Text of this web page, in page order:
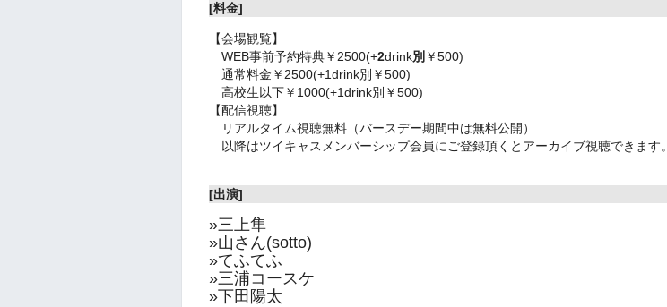
[料金]
【会場観覧】
WEB事前予約特典￥2500(+2drink別 ￥500)
通常料金￥2500(+1drink別￥500)
高校生以下￥1000(+1drink別￥500)
【配信視聴】
リアルタイム視聴無料（バースデー期間中は無料公開）
以降はツイキャスメンバーシップ会員にご登録頂くとアーカイブ視聴できます。
[出演]
»三上隼
»山さん(sotto)
»てふてふ
»三浦コースケ
»下田陽太